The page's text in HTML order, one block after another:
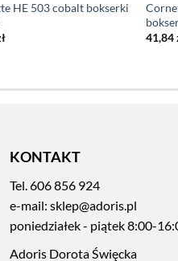
HE 503 cobalt bokserki
41,84
KONTAKT
Tel.606 856 924
e-mail: sklep@adoris.pl
poniedziałek - piątek 8:00-
Adoris Dorota Święcka